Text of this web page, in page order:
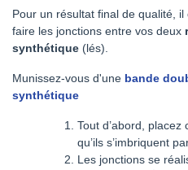
Pour un résultat final de qualité,
faire les jonctions entre vos deux
synthétique (lés).
Munissez-vous d'une bande
synthétique
Tout d’abord, placez
qu’ils s’imbriquent
Les jonctions se